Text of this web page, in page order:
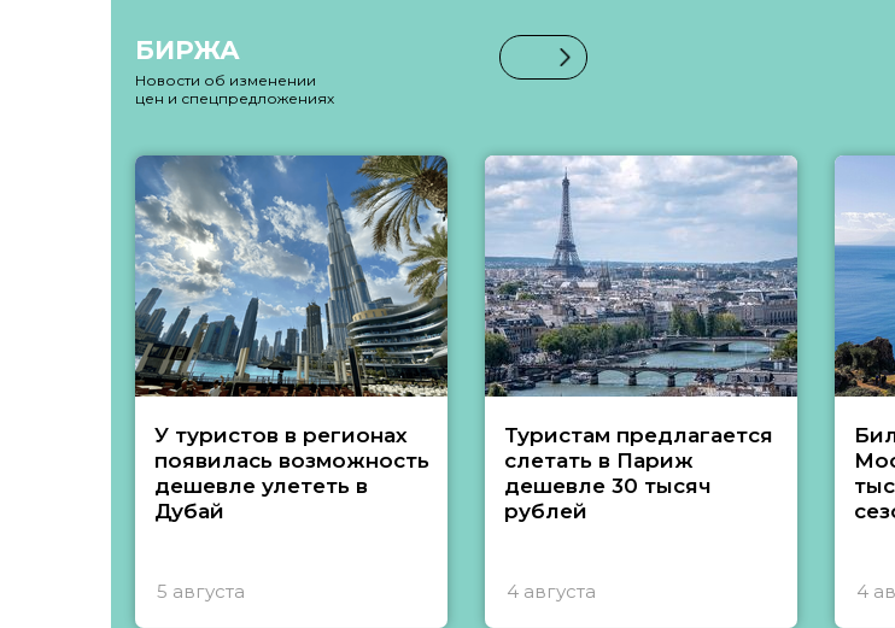
БИРЖА
Новости об изменении
цен и спецпредложениях
У туристов в регионах
появилась возможность
дешевле улететь в
Дубай
5 августа
Туристам предлагается
слетать в Париж
дешевле 30 тысяч
рублей
4 августа 4